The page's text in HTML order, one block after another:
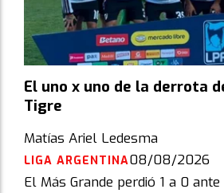
El uno x uno de la derrota
Tigre
Matías Ariel Ledesma
LIGA ARGENTINA08/08/2026
El Más Grande perdió 1 a 0